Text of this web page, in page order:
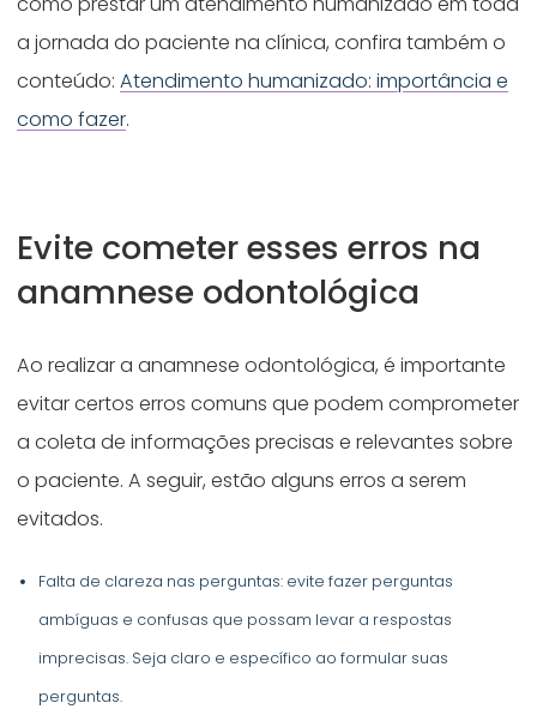
a jornada do paciente na clínica, confira também o
conteúdo:Atendimento humanizado: importância e
como fazer.
Evite cometer esses erros na
anamnese odontológica
Ao realizar a anamnese odontológica, é importante
evitar certos erros comuns que podem comprometer
a coleta de informações precisas e relevantes sobre
o paciente. A seguir, estão alguns erros a serem
evitados.
Falta de clareza nas perguntas: evite fazer perguntas
ambíguas e confusas que possam levar a respostas
imprecisas. Seja claro e específico ao formular suas
perguntas.